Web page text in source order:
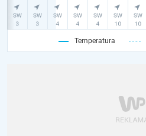
Temperatura